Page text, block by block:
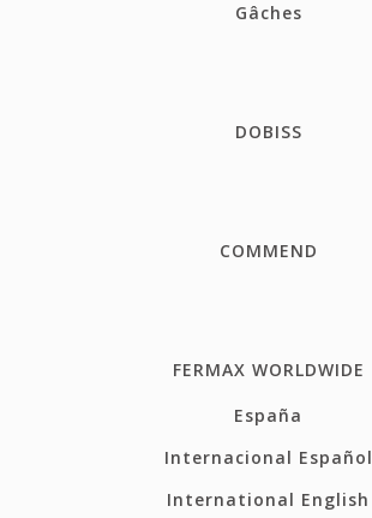
Gâches
DOBISS
COMMEND
FERMAX WORLDWIDE
España
Internacional Español
International English